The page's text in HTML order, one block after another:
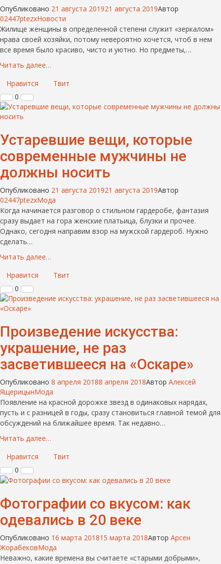
Опубликовано 21 августа 201921 августа 2019Автор
02447ptezxНовости
Жилище женщины в определенной степени служит «зеркалом»
нрава своей хозяйки, потому невероятно хочется, чтоб в нем
все время было красиво, чисто и уютно. Но предметы,…
Читать далее…
Нравится
Твит
0
Устаревшие вещи, которые
современные мужчины не
должны носить
Опубликовано 21 августа 201921 августа 2019Автор
02447ptezxМода
Когда начинается разговор о стильном гардеробе, фантазия
сразу выдает на гора женские платьица, блузки и прочее.
Однако, сегодня направим взор на мужской гардероб. Нужно
сделать…
Читать далее…
Нравится
Твит
0
Произведение искусства:
украшение, не раз
засветившееся на «Оскаре»
Опубликовано 8 апреля 20188 апреля 2018Автор Алексей
ЯщерицынМода
Появление на красной дорожке звезд в одинаковых нарядах,
пусть и с разницей в годы, сразу становиться главной темой для
обсуждений на ближайшее время. Так недавно…
Читать далее…
Нравится
Твит
0
Фотографии со вкусом: как
одевались в 20 веке
Опубликовано 16 марта 201815 марта 2018Автор Арсен
ЖорабековМода
Неважно, какие времена вы считаете «старыми добрыми»,